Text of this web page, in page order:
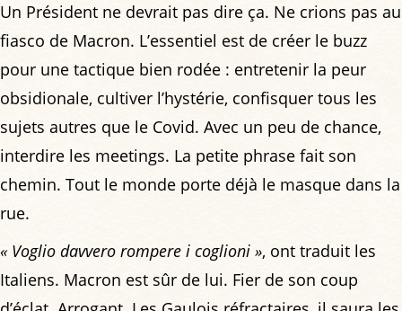
Un Président ne devrait pas dire ça. Ne crions pas au
fiasco de Macron. L’essentiel est de créer le buzz
pour une tactique bien rodée : entretenir la peur
obsidionale, cultiver l’hystérie, confisquer tous les
sujets autres que le Covid. Avec un peu de chance,
interdire les meetings. La petite phrase fait son
chemin. Tout le monde porte déjà le masque dans la
rue.
« Voglio davvero rompere i coglioni », ont traduit les
Italiens. Macron est sûr de lui. Fier de son coup